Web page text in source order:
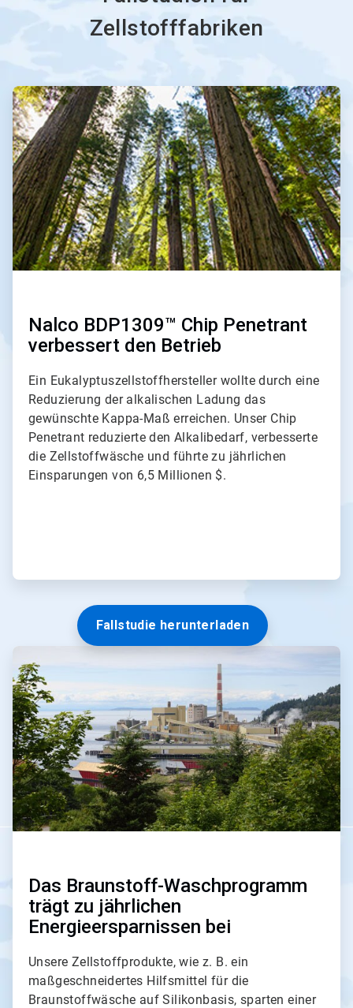
Zellstofffabriken
ArticleTile
1
von
3
Nalco BDP1309™ Chip Penetrant
verbessert den Betrieb
Ein Eukalyptuszellstoffhersteller wollte durch eine
Reduzierung der alkalischen Ladung das
gewünschte Kappa-Maß erreichen. Unser Chip
Penetrant reduzierte den Alkalibedarf, verbesserte
die Zellstoffwäsche und führte zu jährlichen
Einsparungen von 6,5 Millionen $.
Fallstudie herunterladen
2
von
3
Das Braunstoff-Waschprogramm
trägt zu jährlichen
Energieersparnissen bei
Unsere Zellstoffprodukte, wie z. B. ein
maßgeschneidertes Hilfsmittel für die
Braunstoffwäsche auf Silikonbasis, sparten einer